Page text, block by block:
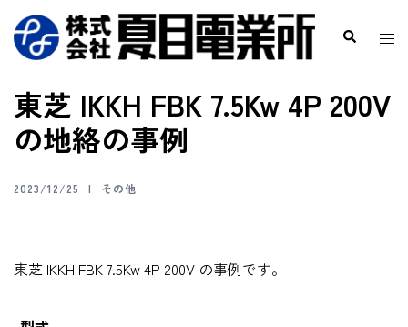
東芝 IKKH FBK 7.5Kw 4P 200V
の地絡の事例
2023/12/25 その他
東芝 IKKH FBK 7.5Kw 4P 200V の事例です。